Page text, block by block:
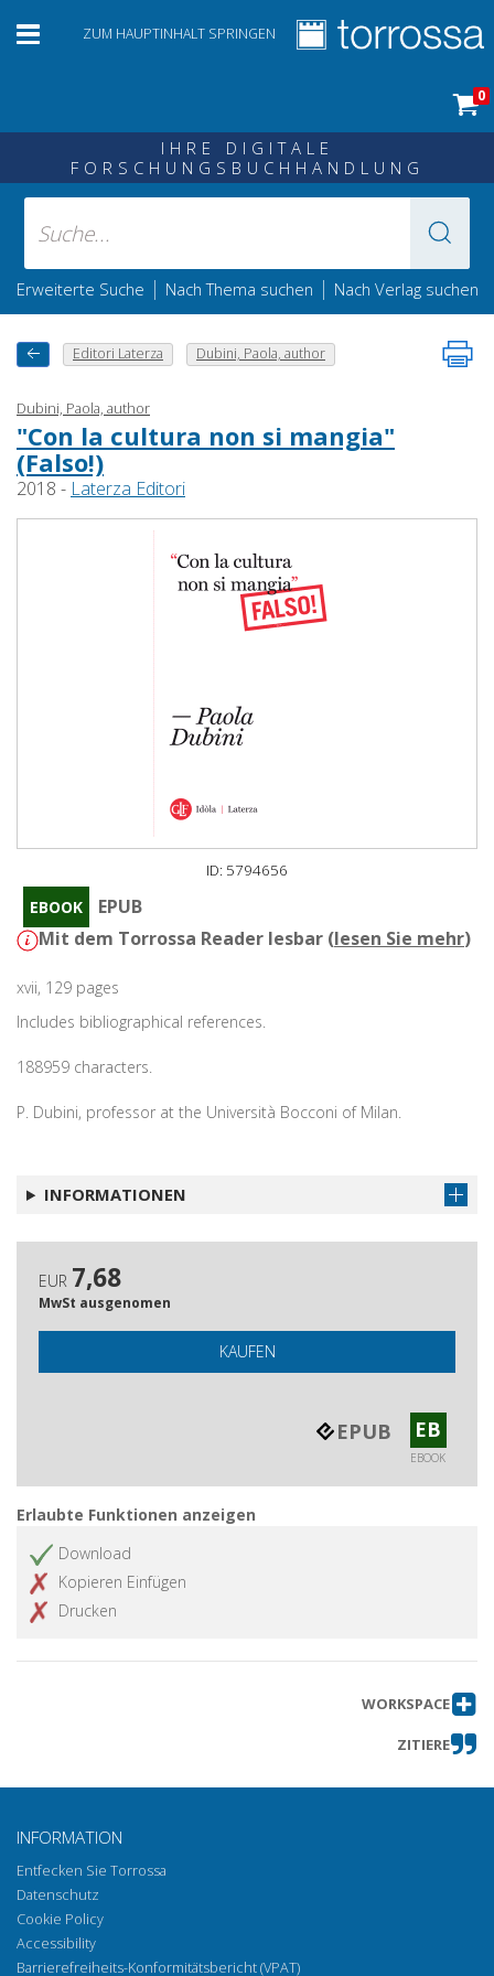
ZUM HAUPTINHALT SPRINGEN
0
IHRE DIGITALE
FORSCHUNGSBUCHHANDLUNG
Erweiterte Suche | Nach Thema suchen | Nach Verlag suchen
Editori Laterza Dubini, Paola, author
Dubini, Paola, author
"Con la cultura non si mangia"
(Falso!)
2018 - Laterza Editori
ID: 5794656
EBOOK
EPUB
Mit dem Torrossa Reader lesbar (lesen Sie mehr)
xvii, 129 pages
Includes bibliographical references.
188959 characters.
P. Dubini, professor at the Università Bocconi of Milan.
INFORMATIONEN
EUR 7,68
MwSt ausgenomen
KAUFEN
EPUB EB
EBOOK
Erlaubte Funktionen anzeigen
Download
Kopieren Einfügen
Drucken
WORKSPACE
ZITIERE
INFORMATION
Entfecken Sie Torrossa
Datenschutz
Cookie Policy
Accessibility
Barrierefreiheits-Konformitätsbericht (VPAT)